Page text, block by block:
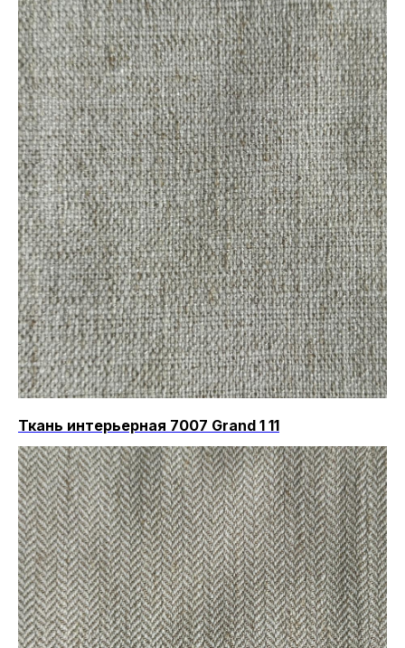
Ткань интерьерная 7007 Grand 1 11